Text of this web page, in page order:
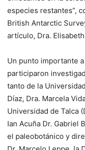
especies restantes”,
British Antarctic
artículo, Dra.
Un punto importante
participaron
tanto de la
Díaz, Dra. Marcela
Universidad de Talca
Ian Acuña Dr. Gabriel
el paleobotánico y